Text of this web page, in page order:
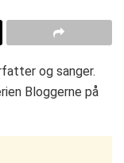
og sanger.
Bloggerne på